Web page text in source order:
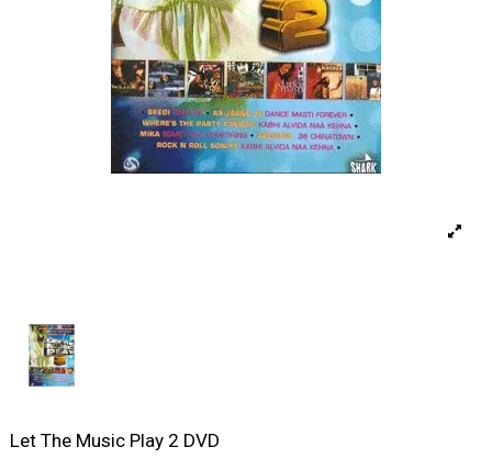
Let The Music Play 2 DVD